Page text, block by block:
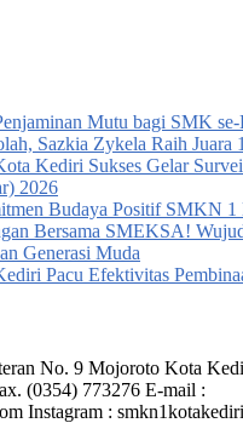
Mutu bagi SMK
Sazkia Zykela Raih Juara
Kediri Sukses Gelar
2026
Budaya Positif SMKN 1
Bersama SMEKSA!
Generasi Muda
Pacu Efektivitas
No. 9 Mojoroto Kota
(0354) 773276 E-mail :
Instagram :